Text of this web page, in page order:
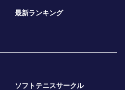
最新ランキング
ソフトテニスサークル